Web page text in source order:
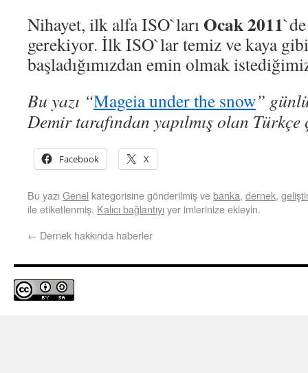
Nihayet, ilk alfa ISO`ları Ocak 2011
gerekiyor. İlk ISO`lar temiz ve kaya
başladığımızdan emin olmak
Bu yazı “Mageia under the snow”
Demir tarafından yapılmış olan
Facebook X
Bu yazı Genel kategorisine gönderilmiş vebanka, dernek,
ile etiketlenmiş. Kalıcı bağlantıyı yer imlerinize ekleyin.
← Dernek hakkında haberler